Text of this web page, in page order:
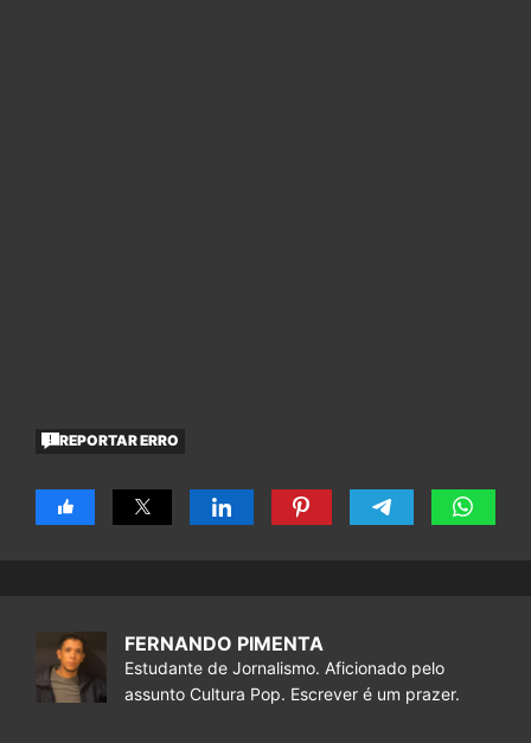
REPORTAR ERRO
FERNANDO PIMENTA
Estudante de Jornalismo. Aficionado pelo
assunto Cultura Pop. Escrever é um prazer.